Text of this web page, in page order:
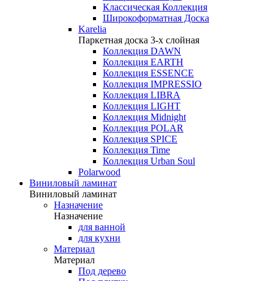
Классическая Коллекция
Широкоформатная Доска
Karelia
Паркетная доска 3-х слойная
Коллекция DAWN
Коллекция EARTH
Коллекция ESSENCE
Коллекция IMPRESSIO
Коллекция LIBRA
Коллекция LIGHT
Коллекция Midnight
Коллекция POLAR
Коллекция SPICE
Коллекция Time
Коллекция Urban Soul
Polarwood
Виниловый ламинат
Виниловый ламинат
Назначение
Назначение
для ванной
для кухни
Материал
Материал
Под дерево